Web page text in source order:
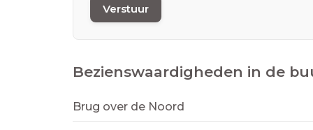
Verstuur
Bezienswaardigheden in de
Brug over de Noord